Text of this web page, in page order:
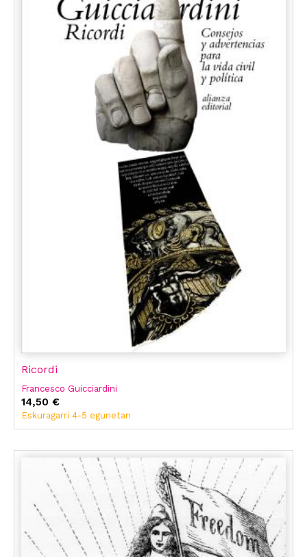
Ricordi
Francesco Guicciardini
14,50 €
Eskuragarri 4-5 egunetan